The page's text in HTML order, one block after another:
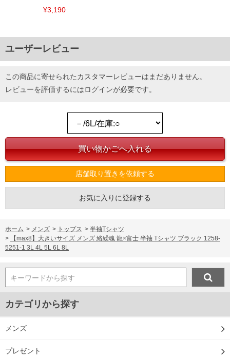
¥3,190
ユーザーレビュー
この商品に寄せられたカスタマーレビューはまだありません。
レビューを評価するにはログインが必要です。
店舗取り置きを依頼する
お気に入りに登録する
ホーム > メンズ > トップス > 半袖Tシャツ
>
【max8】大きいサイズ メンズ 絡繰魂 龍×富士 半袖 Tシャツ ブラック 1258-
5251-1 3L 4L 5L 6L 8L
キーワードから探す
カテゴリから探す
メンズ
プレゼント